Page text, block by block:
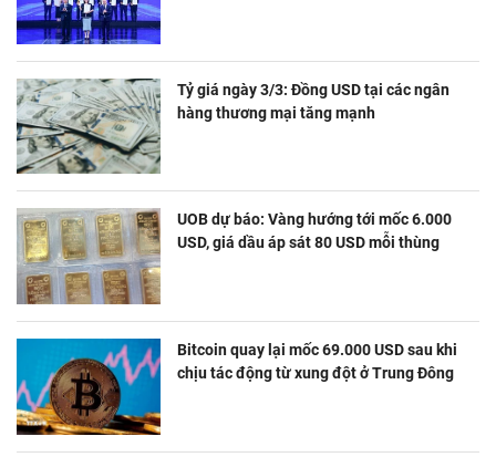
Tỷ giá ngày 3/3: Đồng USD tại các ngân
hàng thương mại tăng mạnh
UOB dự báo: Vàng hướng tới mốc 6.000
USD, giá dầu áp sát 80 USD mỗi thùng
Bitcoin quay lại mốc 69.000 USD sau khi
chịu tác động từ xung đột ở Trung Đông